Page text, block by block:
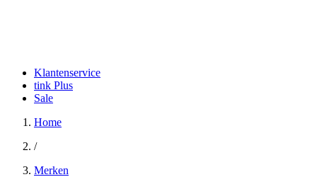
Klantenservice
tink Plus
Sale
Home
/
Merken